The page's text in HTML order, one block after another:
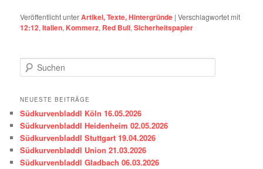
Veröffentlicht unterArtikel, Texte, Hintergründe |Verschlagwortet mit
12:12,Italien, Kommerz, Red Bull,Sicherheitspapier
u
h
n
NEUESTE BEITRÄGE
Südkurvenbladdl Köln 16.05.2026
Südkurvenbladdl Heidenheim 02.05.2026
Südkurvenbladdl Stuttgart 19.04.2026
Südkurvenbladdl Union 21.03.2026
Südkurvenbladdl Gladbach 06.03.2026